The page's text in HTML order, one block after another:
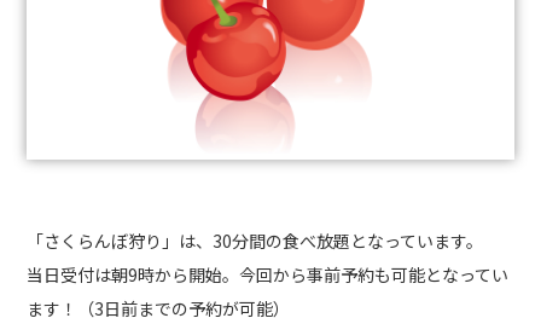
「さくらんぼ狩り」は、30分間の食べ放題となっています。
当日受付は朝9時から開始。今回から事前予約も可能となってい
ます！（3日前までの予約が可能）